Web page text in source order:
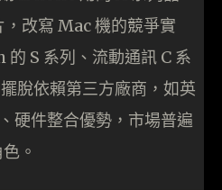
改寫 Mac 機的競爭實
S 系列、流動通訊 C 系
脫依賴第三方廠商，如英
硬件整合優勢，市場普遍
。